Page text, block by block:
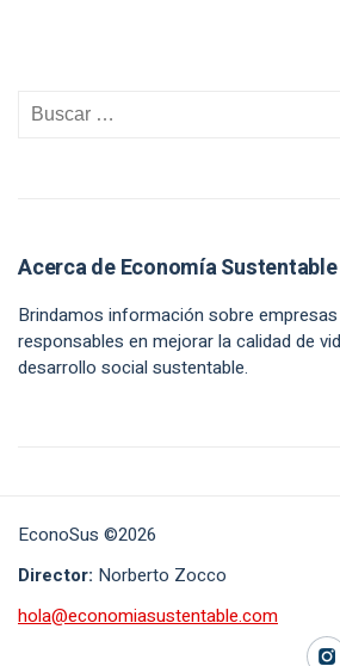
Acerca de Economía Sustentable
Brindamos información sobre
responsables en mejorar la calidad de
desarrollo social sustentable.
EconoSus ©2026
Director: Norberto Zocco
hola@economiasustentable.com